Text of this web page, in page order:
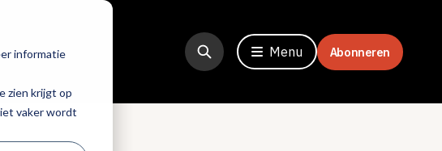
informatie
zien krijgt op
vaker wordt
Menu Abonneren